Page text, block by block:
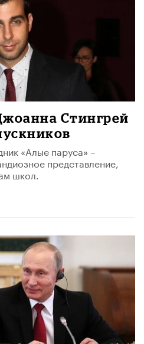
Стингрей
«Алые паруса» –
представление,
школ.